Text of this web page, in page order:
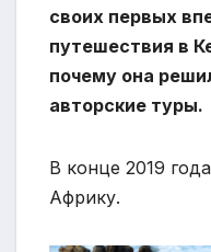
своих первых
путешествия в
почему она
авторские туры.
В конце 2019
Африку.